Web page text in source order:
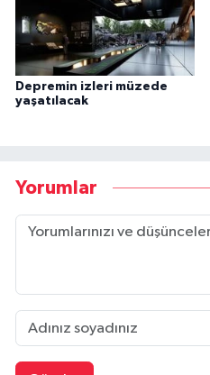
Depremin izleri müzede
yaşatılacak
Yorumlar